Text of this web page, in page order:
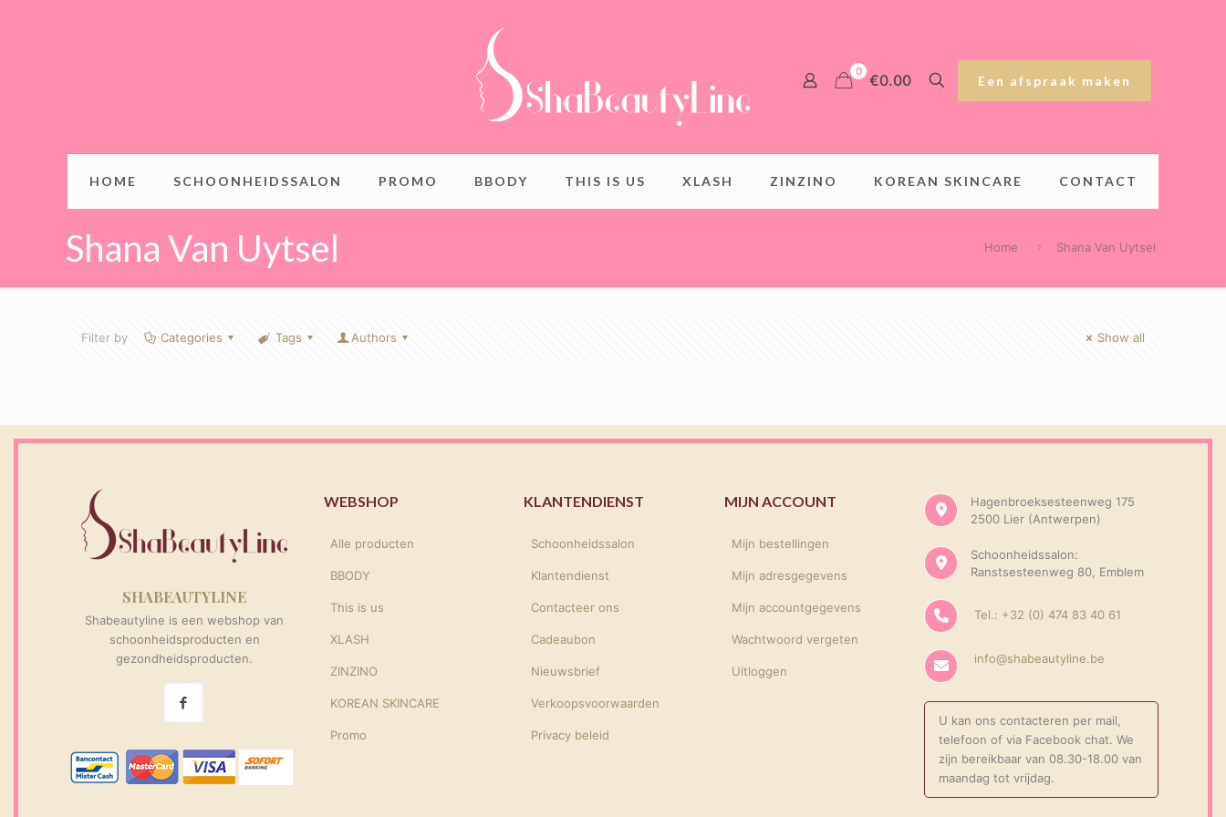
HOME SCHOONHEIDSSALON PROMO BBODY THIS IS US XLASH ZINZINO KOREAN SKINCARE CONTACT
0 €0.00 Een afspraak maken
Shana Van Uytsel Home Shana Van Uytsel
Filter by Categories Tags Authors Show all
SHABEAUTYLINE
Shabeautyline is een webshop van
schoonheidsproducten en
gezondheidsproducten.
WEBSHOP
Alle producten
BBODY
This is us
XLASH
ZINZINO
KOREAN SKINCARE
Promo
KLANTENDIENST
Schoonheidssalon
Klantendienst
Contacteer ons
Cadeaubon
Nieuwsbrief
Verkoopsvoorwaarden
Privacy beleid
MIJN ACCOUNT
Mijn bestellingen
Mijn adresgegevens
Mijn accountgegevens
Wachtwoord vergeten
Uitloggen
Hagenbroeksesteenweg 175
2500 Lier (Antwerpen)
Schoonheidssalon:
Ranstsesteenweg 80, Emblem
Tel.: +32 (0) 474 83 40 61
info@shabeautyline.be
U kan ons contacteren per mail,
telefoon of via Facebook chat. We
zijn bereikbaar van 08.30-18.00 van
maandag tot vrijdag.